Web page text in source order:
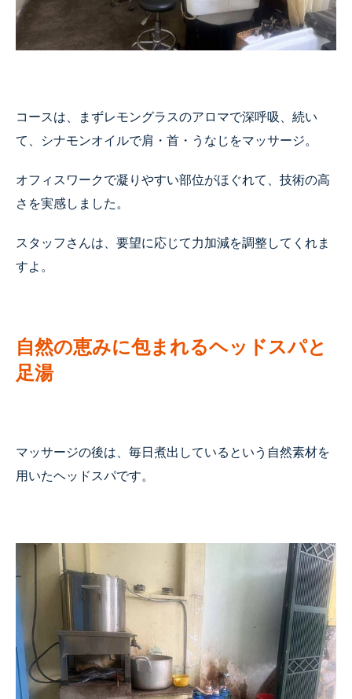
コースは、まずレモングラスのアロマで深呼吸、続い
て、シナモンオイルで肩・首・うなじをマッサージ。
オフィスワークで凝りやすい部位がほぐれて、技術の高
さを実感しました。
スタッフさんは、要望に応じて力加減を調整してくれま
すよ。
自然の恵みに包まれるヘッドスパと
足湯
マッサージの後は、毎日煮出しているという自然素材を
用いたヘッドスパです。